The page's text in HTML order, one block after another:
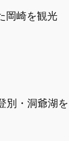
岡崎を観光
別・洞爺湖を